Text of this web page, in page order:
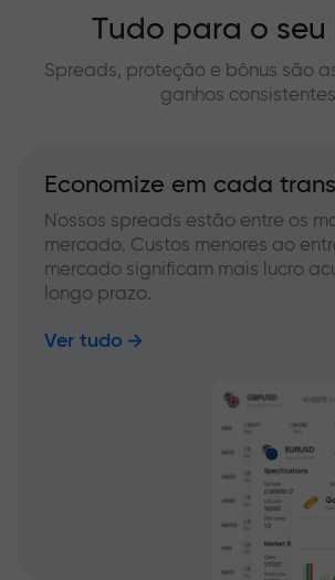
Tudo para o seu
Spreads, proteção e bônus são
ganhos consistentes
Economize em cada
Nossos spreads estão entre os
mercado. Custos menores ao
mercado significam mais lucro
longo prazo.
Ver tudo